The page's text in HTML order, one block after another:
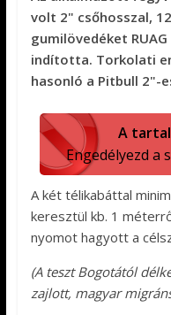
volt 2" csőhosszal,
gumilövedéket
indította. Torkolati
hasonló a Pitbull 2"-
A
Engedélyezd a
A két télikabáttal
keresztül kb. 1
nyomot hagyott a
(A teszt Bogotától
zajlott, magyar